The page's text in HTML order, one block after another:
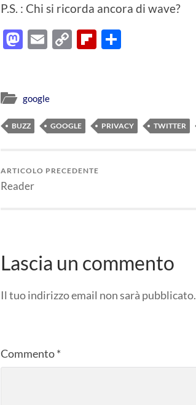
P.S. : Chi si ricorda ancora di wave?
Mastodon
EmailCopyFlipboard
google
BUZZ GOOGLE PRIVACY TWITTER
ARTICOLO PRECEDENTE
Reader
Lascia un commento
Il tuo indirizzo email non sarà pubblicato.
Commento*